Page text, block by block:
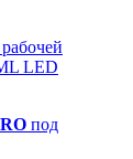
LED
под